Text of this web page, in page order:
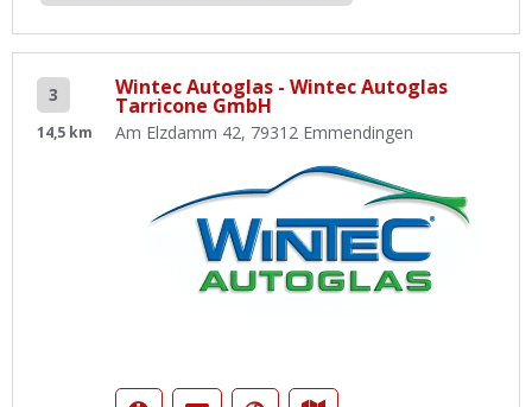
3
14,5 km
Wintec Autoglas - Wintec Autoglas
Tarricone GmbH
Am Elzdamm 42, 79312 Emmendingen